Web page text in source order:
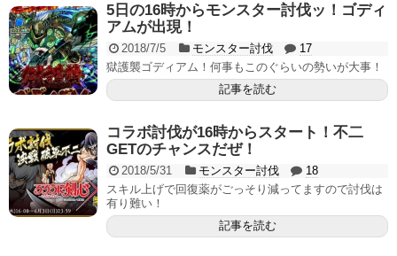
5日の16時からモンスター討伐ッ！ゴディ
アムが出現！
2018/7/5 モンスター討伐
17
獄護襲ゴディアム！何事もこのぐらいの勢いが大事！
記事を読む
コラボ討伐が16時からスタート！不二
GETのチャンスだぜ！
2018/5/31 モンスター討伐
18
スキル上げで回復薬がごっそり減ってますので討伐は
有り難い！
記事を読む